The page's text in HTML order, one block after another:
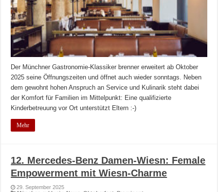
Der Münchner Gastronomie-Klassiker brenner erweitert ab Oktober
2025 seine Öffnungszeiten und öffnet auch wieder sonntags. Neben
dem gewohnt hohen Anspruch an Service und Kulinarik steht dabei
der Komfort für Familien im Mittelpunkt: Eine qualifizierte
Kinderbetreuung vor Ort unterstützt Eltern :-)
Mehr
12. Mercedes-Benz Damen-Wiesn: Female
Empowerment mit Wiesn-Charme
29. September 2025